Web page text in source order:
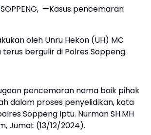
—Kasus pencemaran
oleh Unru Hekon (UH) MC
terus bergulir di Polres Soppeng.
pencemaran nama baik pihak
dalam proses penyelidikan, kata
Soppeng Iptu. Nurman SH.MH
Jumat (13/12/2024).